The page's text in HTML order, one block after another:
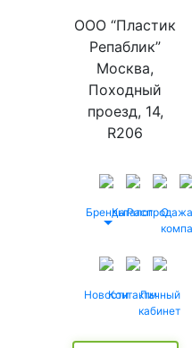
ООО “Пластик
Репаблик”
Москва,
Походный
проезд, 14,
R206
БрендыКаталог
Распродажа
О
НовостиКонтактыЛичный
кабинет